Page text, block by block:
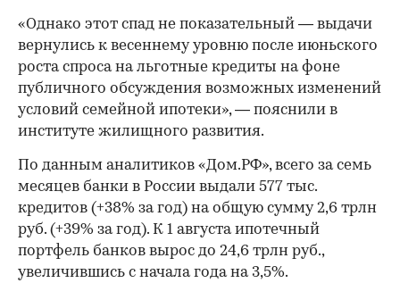
«Однако этот спад не показательный — выдачи
вернулись к весеннему уровню после июньского
роста спроса на льготные кредиты на фоне
публичного обсуждения возможных изменений
условий семейной ипотеки», — пояснили в
институте жилищного развития.
По данным аналитиков «Дом.РФ», всего за семь
месяцев банки в России выдали 577 тыс.
кредитов (+38% за год) на общую сумму 2,6 трлн
руб. (+39% за год). К 1 августа ипотечный
портфель банков вырос до 24,6 трлн руб.,
увеличившись с начала года на 3,5%.